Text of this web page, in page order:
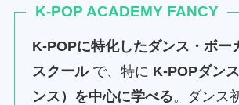
K‑POP ACADEMY FANCY
K-POPに特化したダンス・ボー
スクールで、特に K-POPダン
ンス）を中心に学べる。ダンス